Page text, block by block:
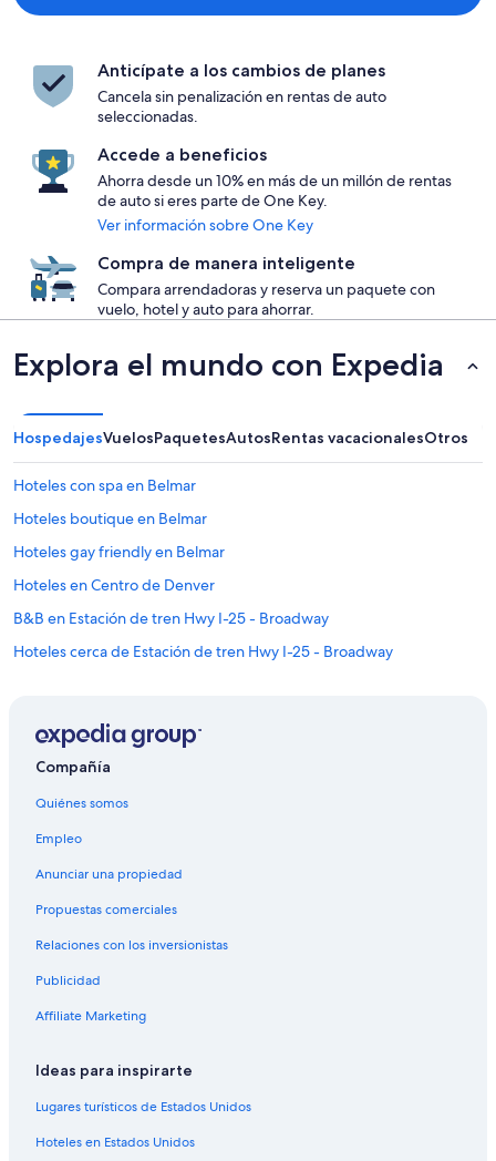
Anticípate a los cambios de planes
Cancela sin penalización en rentas de auto
seleccionadas.
Accede a beneficios
Ahorra desde un 10% en más de un millón de rentas
de auto si eres parte de One Key.
Ver información sobre One Key
Compra de manera inteligente
Compara arrendadoras y reserva un paquete con
vuelo, hotel y auto para ahorrar.
Explora el mundo con Expedia
HospedajesVuelosPaquetesAutosRentas vacacionalesOtros
Hoteles con spa en Belmar
Hoteles boutique en Belmar
Hoteles gay friendly en Belmar
Hoteles en Centro de Denver
B&B en Estación de tren Hwy I-25 - Broadway
Hoteles cerca de Estación de tren Hwy I-25 - Broadway
Hoteles en Washington Park West
Hoteles románticos en Denver
Hoteles baratos en Denver
Hoteles en Denver
Moteles en Denver
Hoteles en Lincoln Park
Hoteles cerca de Centro comercial Belmar
Hoteles 5 estrellas en Villa Park
Hoteles 5 estrellas en West Colfax
Hoteles en West Colfax
Compañía
Quiénes somos
Empleo
Anunciar una propiedad
Propuestas comerciales
Relaciones con los inversionistas
Publicidad
Affiliate Marketing
Ideas para inspirarte
Lugares turísticos de Estados Unidos
Hoteles en Estados Unidos